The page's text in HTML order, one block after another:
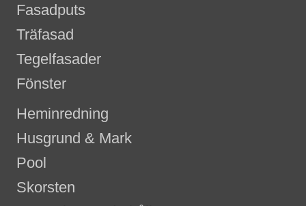
Fasadputs
Träfasad
Tegelfasader
Fönster
Heminredning
Husgrund & Mark
Pool
Skorsten